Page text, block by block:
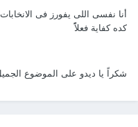
أنا نفسى اللى يفورز فى
كده كفاية فعلاًً
شكراً يا ديدو على الموضوع الجميل